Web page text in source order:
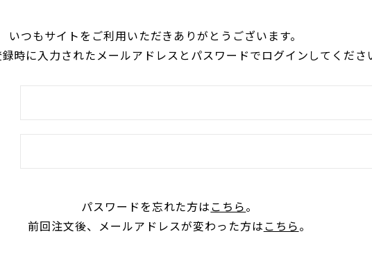
いつもサイトをご利用いただきありがとうございます。
時に入力されたメールアドレスとパスワードでログインしてくださ
パスワードを忘れた方はこちら。
前回注文後、メールアドレスが変わった方はこちら。